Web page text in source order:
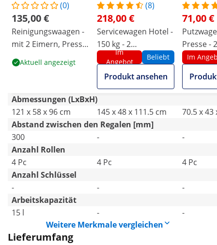
(0)
135,00 €
Reinigungswaagen -
mit 2 Eimern, Presse
und Wäschesack - 3
Ablagen - bis 200 kg
Aktuell angezeigt
(8)
218,00 €
Servicewagen Hotel -
150 kg - 2
Wäschebeutel
Im
Angebot
Beliebt
Produkt ansehen
71,00 €
Presse -
17 L
Im
Abmessungen (LxBxH)
121 x 58 x 96 cm
145 x 48 x 111.5 cm
70.5 x 43
Abstand zwischen den Regalen [mm]
300
-
-
Anzahl Rollen
4 Pc
4 Pc
4 Pc
Anzahl Schlüssel
-
-
-
Arbeitskapazität
15 l
-
-
Weitere Merkmale vergleichen
Lieferumfang